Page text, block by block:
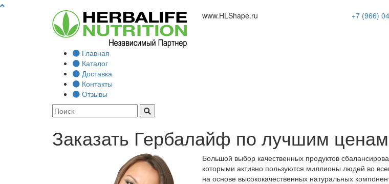
www.HLShape.ru +7 (966)
Главная
Каталог
Доставка
Контакты
Отзывы
Заказать Гербалайф по лучшим
Большой выбор качественных продуктов
которыми активно пользуются миллионы людей во
на основе высококачественных натуральных